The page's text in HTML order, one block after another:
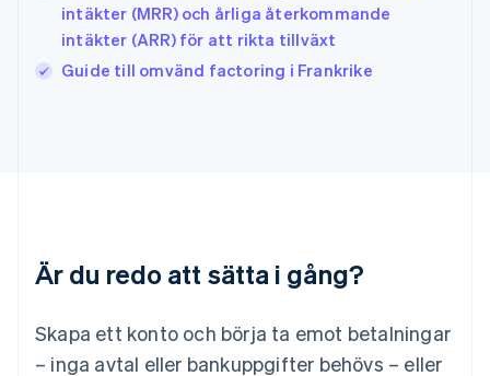
intäkter (MRR) och årliga återkommande
intäkter (ARR) för att rikta tillväxt
Guide till omvänd factoring i Frankrike
Är du redo att sätta i gång?
Skapa ett konto och börja ta emot betalningar
– inga avtal eller bankuppgifter behövs – eller
EnglishFrançais
Kroatien
English Italiano
Malaysia
English
Mexiko